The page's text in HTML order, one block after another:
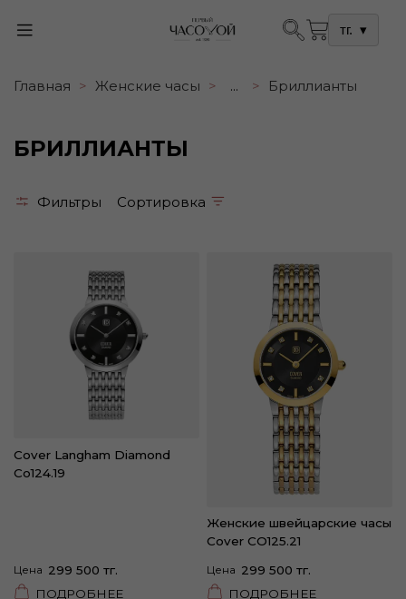
тг. ▾
Главная Женские часы ... Бриллианты
БРИЛЛИАНТЫ
Фильтры Сортировка
Cover Langham Diamond
Co124.19
Цена 299 500 тг.
ПОДРОБНЕЕ
Женские швейцарские часы
Cover CO125.21
Цена 299 500 тг.
ПОДРОБНЕЕ